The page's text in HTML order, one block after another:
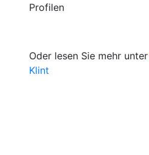
Profilen
Oder lesen Sie mehr unter
Klint